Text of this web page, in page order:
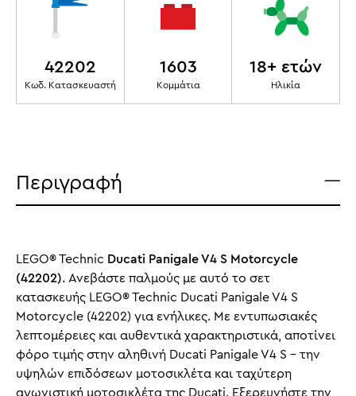
42202
Κωδ. Κατασκευαστή
1603
Κομμάτια
18+ ετών
Ηλικία
Περιγραφή
LEGO® Technic Ducati Panigale V4 S Motorcycle
(42202). Ανεβάστε παλμούς με αυτό το σετ
κατασκευής LEGO® Technic Ducati Panigale V4 S
Motorcycle (42202) για ενήλικες. Με εντυπωσιακές
λεπτομέρειες και αυθεντικά χαρακτηριστικά, αποτίνει
φόρο τιμής στην αληθινή Ducati Panigale V4 S – την
υψηλών επιδόσεων μοτοσικλέτα και ταχύτερη
αγωνιστική μοτοσικλέτα της Ducati. Εξερευνήστε την